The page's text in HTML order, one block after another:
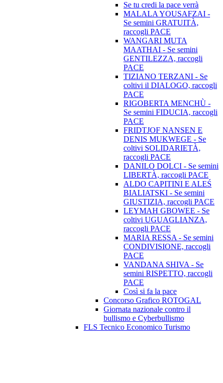
Se tu credi la pace verrà
MALALA YOUSAFZAI -
Se semini GRATUITÀ,
raccogli PACE
WANGARI MUTA
MAATHAI - Se semini
GENTILEZZA, raccogli
PACE
TIZIANO TERZANI - Se
coltivi il DIALOGO, raccogli
PACE
RIGOBERTA MENCHÙ -
Se semini FIDUCIA, raccogli
PACE
FRIDTJOF NANSEN E
DENIS MUKWEGE - Se
coltivi SOLIDARIETÀ,
raccogli PACE
DANILO DOLCI - Se semini
LIBERTÀ, raccogli PACE
ALDO CAPITINI E ALEŚ
BIALIATSKI - Se semini
GIUSTIZIA, raccogli PACE
LEYMAH GBOWEE - Se
coltivi UGUAGLIANZA,
raccogli PACE
MARIA RESSA - Se semini
CONDIVISIONE, raccogli
PACE
VANDANA SHIVA - Se
semini RISPETTO, raccogli
PACE
Così si fa la pace
Concorso Grafico ROTOGAL
Giornata nazionale contro il
bullismo e Cyberbullismo
FLS Tecnico Economico Turismo